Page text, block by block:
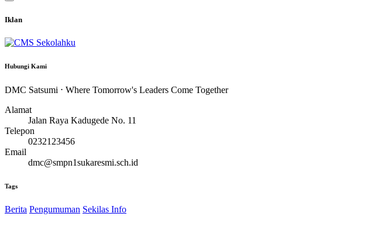
Iklan
Hubungi Kami
DMC Satsumi ⋅ Where Tomorrow's Leaders Come Together
Alamat
Jalan Raya Kadugede No. 11
Telepon
0232123456
Email
dmc@smpn1sukaresmi.sch.id
Tags
Berita Pengumuman Sekilas Info